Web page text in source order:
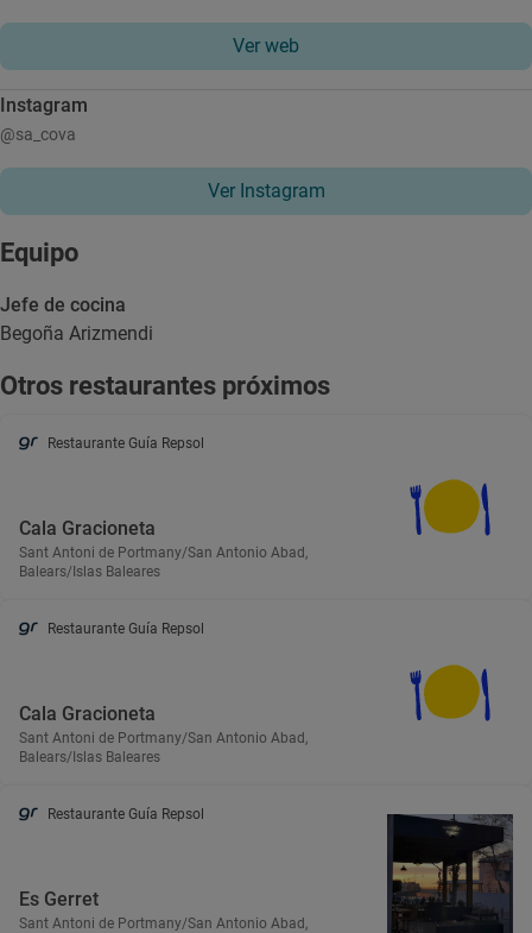
Ver web
Instagram
@sa_cova
Ver Instagram
Equipo
Jefe de cocina
Begoña Arizmendi
Otros restaurantes próximos
Restaurante Guía Repsol
Cala Gracioneta
Sant Antoni de Portmany/San Antonio Abad,
Balears/Islas Baleares
Restaurante Guía Repsol
Cala Gracioneta
Sant Antoni de Portmany/San Antonio Abad,
Balears/Islas Baleares
Restaurante Guía Repsol
Es Gerret
Sant Antoni de Portmany/San Antonio Abad,